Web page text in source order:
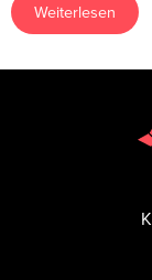
Weiterlesen